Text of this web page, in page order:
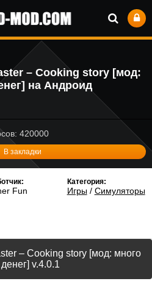
– Cooking story [мод:
на Андроид
420000
В закладки
Fun
Категория:
Игры/ Симуляторы
– Cooking story [мод: много
денег] v.4.0.1